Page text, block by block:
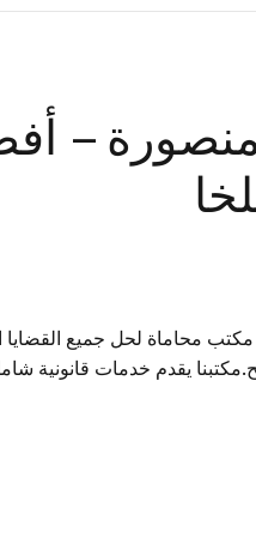
–
محاماة لحل جميع القضايا
يقدم خدمات قانونية